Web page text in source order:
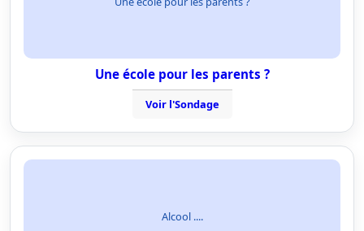
Une école pour les parents ?
Voir l'Sondage
Alcool ....